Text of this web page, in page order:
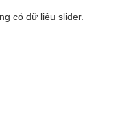
có dữ liệu slider.